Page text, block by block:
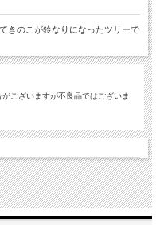
きのこが鈴なりになったツリーで
ございますが不良品ではございま